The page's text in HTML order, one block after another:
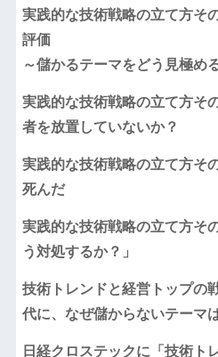
実践的な技術戦略の立て方
評価
～儲かるテーマをどう見極め
実践的な技術戦略の立て方そ
者を放置していないか？
実践的な技術戦略の立て方そ
死んだ
実践的な技術戦略の立て方そ
う対処するか？」
技術トレンドと経営トップの
代に、なぜ儲からないテーマ
日経クロステックに「技術ト